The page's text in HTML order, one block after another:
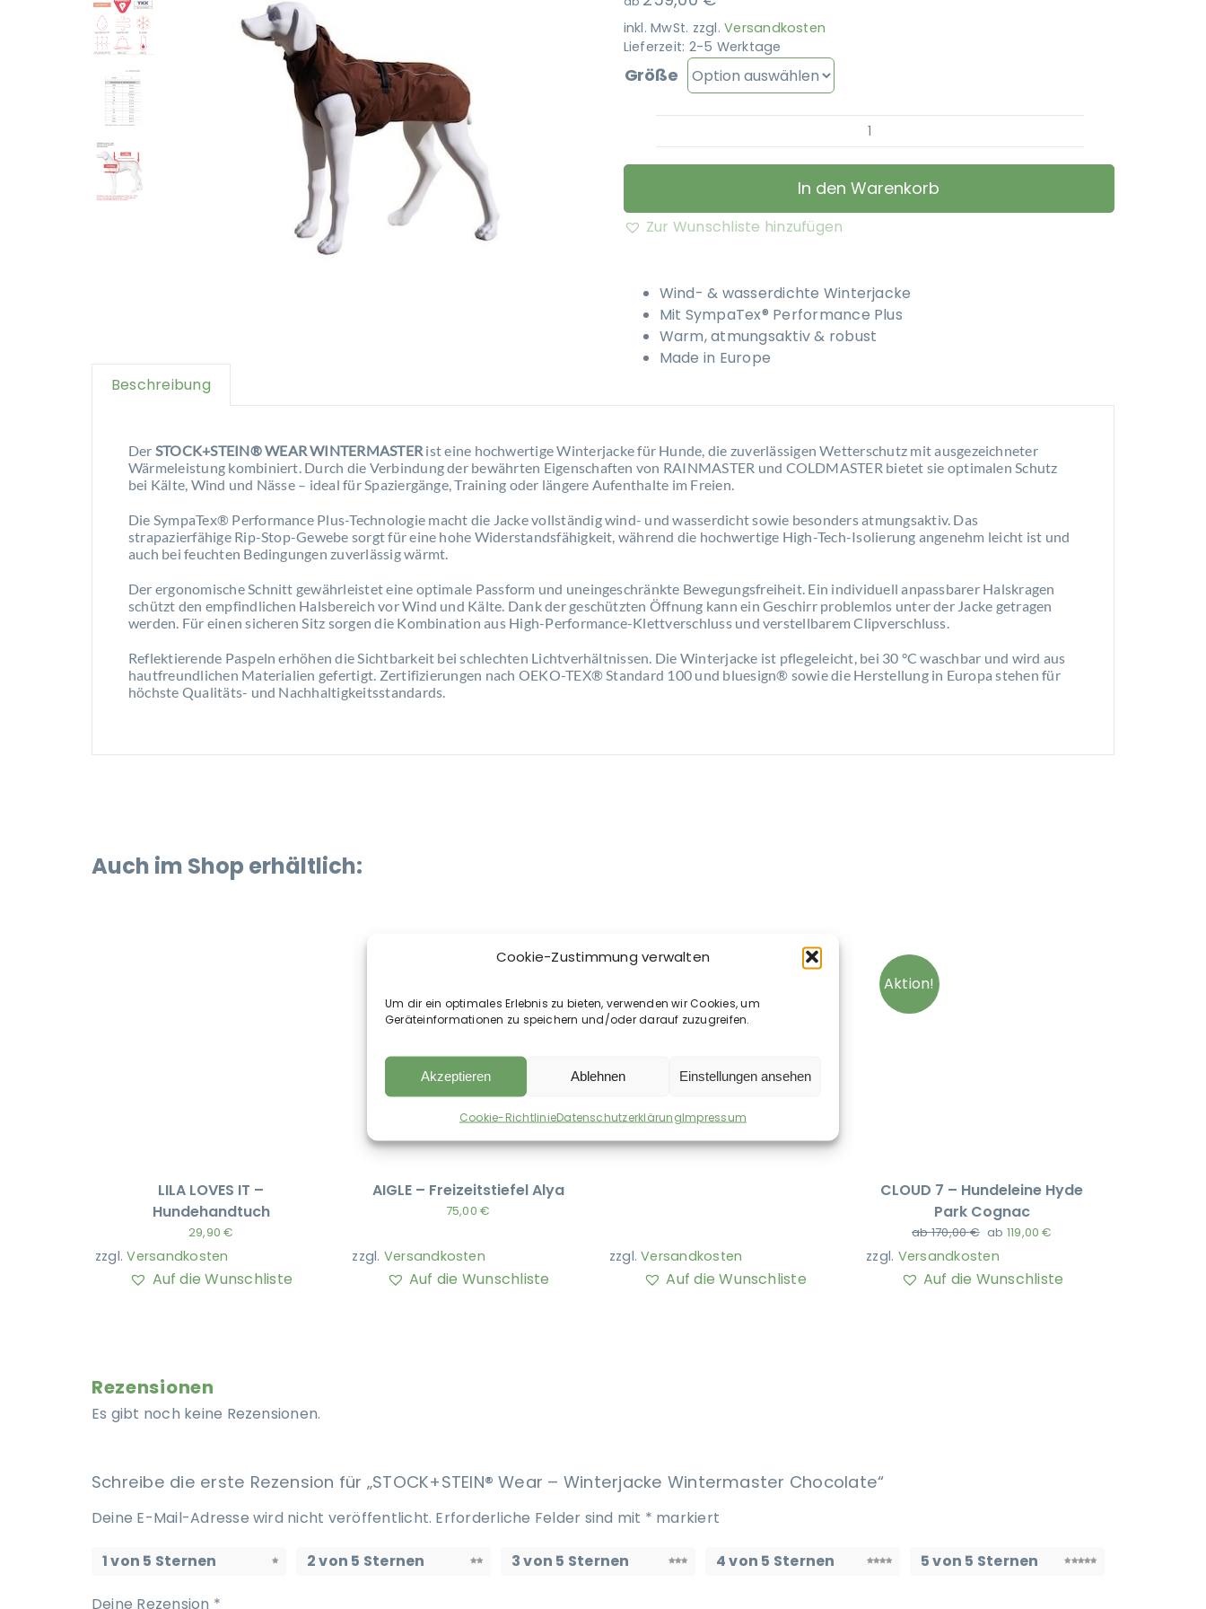
Cookie-Zustimmung verwalten
Um dir ein optimales Erlebnis zu bieten, verwenden wir Cookies, um
Geräteinformationen zu speichern und/oder darauf zuzugreifen.
Akzeptieren Ablehnen Einstellungen ansehen
Cookie-RichtlinieDatenschutzerklärungImpressum
inkl. MwSt. zzgl.Versandkosten
Lieferzeit: 2-5 Werktage
Größe
STOCK+STEIN®
Wear
-
In den Warenkorb
Zur Wunschliste hinzufügen
Wind- & wasserdichte Winterjacke
Mit SympaTex® Performance Plus
Warm, atmungsaktiv & robust
Made in Europe
Beschreibung
Der STOCK+STEIN® WEAR WINTERMASTER ist eine hochwertige Winterjacke für Hunde, die zuverlässigen Wetterschutz mit ausgezeichneter
Wärmeleistung kombiniert. Durch die Verbindung der bewährten Eigenschaften von RAINMASTER und COLDMASTER bietet sie optimalen Schutz
bei Kälte, Wind und Nässe – ideal für Spaziergänge, Training oder längere Aufenthalte im Freien.
Die SympaTex® Performance Plus-Technologie macht die Jacke vollständig wind- und wasserdicht sowie besonders atmungsaktiv. Das
strapazierfähige Rip-Stop-Gewebe sorgt für eine hohe Widerstandsfähigkeit, während die hochwertige High-Tech-Isolierung angenehm leicht ist und
auch bei feuchten Bedingungen zuverlässig wärmt.
Der ergonomische Schnitt gewährleistet eine optimale Passform und uneingeschränkte Bewegungsfreiheit. Ein individuell anpassbarer Halskragen
schützt den empfindlichen Halsbereich vor Wind und Kälte. Dank der geschützten Öffnung kann ein Geschirr problemlos unter der Jacke getragen
werden. Für einen sicheren Sitz sorgen die Kombination aus High-Performance-Klettverschluss und verstellbarem Clipverschluss.
Reflektierende Paspeln erhöhen die Sichtbarkeit bei schlechten Lichtverhältnissen. Die Winterjacke ist pflegeleicht, bei 30 °C waschbar und wird aus
hautfreundlichen Materialien gefertigt. Zertifizierungen nach OEKO-TEX® Standard 100 und bluesign® sowie die Herstellung in Europa stehen für
höchste Qualitäts- und Nachhaltigkeitsstandards.
Auch im Shop erhältlich:
LILA LOVES IT –
Hundehandtuch
29,90€
zzgl.Versandkosten
Auf die Wunschliste
AIGLE – Freizeitstiefel Alya
75,00€
zzgl. Versandkosten
Auf die Wunschliste
Seasons-Master Set Thyme
Green – XL +
zzgl.Versandkosten
Auf die Wunschliste
Aktion!
CLOUD 7 – Hundeleine Hyde
Park Cognac
ab170,00€ ab 119,00€
zzgl. Versandkosten
Auf die Wunschliste
Rezensionen
Es gibt noch keine Rezensionen.
Schreibe die erste Rezension für „STOCK+STEIN® Wear – Winterjacke Wintermaster Chocolate“
Deine E-Mail-Adresse wird nicht veröffentlicht. Erforderliche Felder sind mit * markiert
1 von 5 Sternen 2 von 5 Sternen 3 von 5 Sternen 4 von 5 Sternen 5 von 5 Sternen
Deine Rezension *